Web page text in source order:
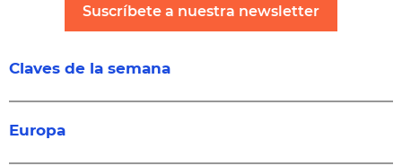
Suscríbete a nuestra newsletter
Claves de la semana
Europa